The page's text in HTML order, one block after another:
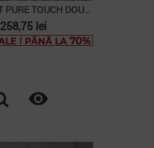
SET LENJERIE DE PAT PURE TOUCH DOUBLE, ALBASTRU
Pret
258,75 lei
